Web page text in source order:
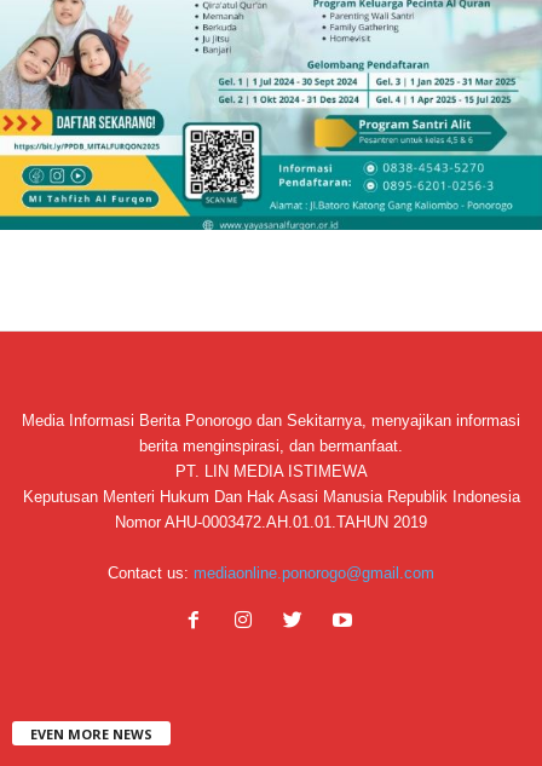
Media Informasi Berita Ponorogo dan Sekitarnya, menyajikan informasi
berita menginspirasi, dan bermanfaat.
PT. LIN MEDIA ISTIMEWA
Keputusan Menteri Hukum Dan Hak Asasi Manusia Republik Indonesia
Nomor AHU-0003472.AH.01.01.TAHUN 2019
Contact us: mediaonline.ponorogo@gmail.com
EVEN MORE NEWS